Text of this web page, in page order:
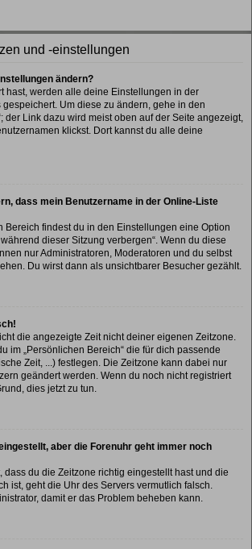
und -einstellungen
ändern?
hast, werden alle deine Einstellungen in der
Um diese zu ändern, gehe in den
der Link dazu wird meist oben auf der Seite angezeigt,
klickst. Dort kannst du alle deine
dass mein Benutzername in der Online-Liste
Bereich findest du in den Einstellungen eine Option
dieser Sitzung verbergen“. Wenn du diese
nur Administratoren, Moderatoren und du selbst
Du wirst dann als unsichtbarer Besucher gezählt.
die angezeigte Zeit nicht deiner eigenen Zeitzone.
im „Persönlichen Bereich“ die für dich passende
Zeit, ...) festlegen. Die Zeitzone kann dabei nur
geändert werden. Wenn du noch nicht registriert
dies jetzt zu tun.
aber die Forenuhr geht immer noch
dass du die Zeitzone richtig eingestellt hast und die
ist, geht die Uhr des Servers vermutlich falsch.
damit er das Problem beheben kann.